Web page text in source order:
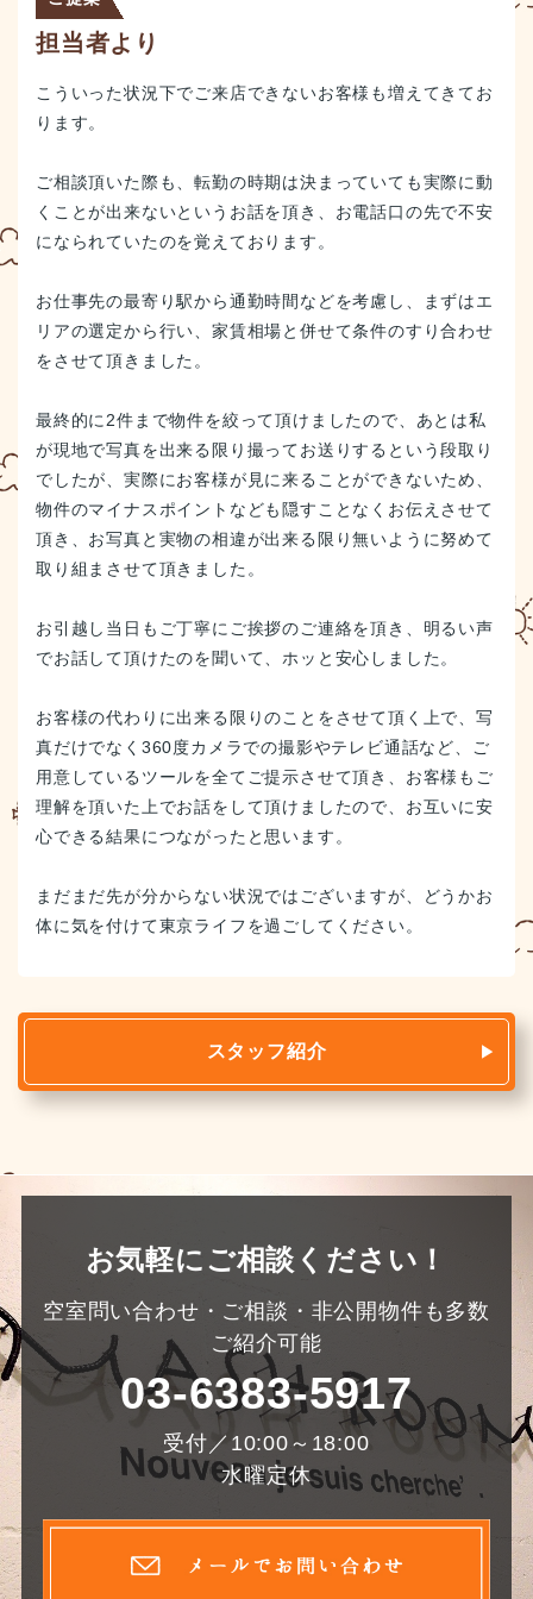
担当者より
こういった状況下でご来店できないお客様も増えてきてお
ります。
ご相談頂いた際も、転勤の時期は決まっていても実際に動
くことが出来ないというお話を頂き、お電話口の先で不安
になられていたのを覚えております。
お仕事先の最寄り駅から通勤時間などを考慮し、まずはエ
リアの選定から行い、家賃相場と併せて条件のすり合わせ
をさせて頂きました。
最終的に2件まで物件を絞って頂けましたので、あとは私
が現地で写真を出来る限り撮ってお送りするという段取り
でしたが、実際にお客様が見に来ることができないため、
物件のマイナスポイントなども隠すことなくお伝えさせて
頂き、お写真と実物の相違が出来る限り無いように努めて
取り組まさせて頂きました。
お引越し当日もご丁寧にご挨拶のご連絡を頂き、明るい声
でお話して頂けたのを聞いて、ホッと安心しました。
お客様の代わりに出来る限りのことをさせて頂く上で、写
真だけでなく360度カメラでの撮影やテレビ通話など、ご
用意しているツールを全てご提示させて頂き、お客様もご
理解を頂いた上でお話をして頂けましたので、お互いに安
心できる結果につながったと思います。
まだまだ先が分からない状況ではございますが、どうかお
体に気を付けて東京ライフを過ごしてください。
スタッフ紹介
お気軽にご相談ください！
空室問い合わせ・ご相談・非公開物件も多数
ご紹介可能
03-6383-5917
受付／10:00～18:00
水曜定休